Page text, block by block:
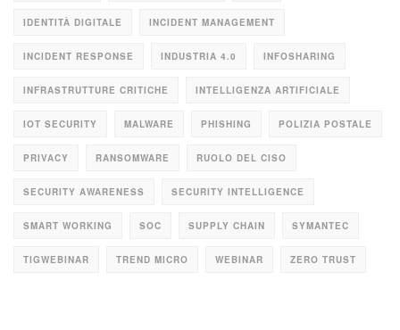
IDENTITÀ DIGITALE INCIDENT MANAGEMENT
INCIDENT RESPONSE INDUSTRIA 4.0 INFOSHARING
INFRASTRUTTURE CRITICHE INTELLIGENZA ARTIFICIALE
IOT SECURITY MALWARE PHISHING POLIZIA POSTALE
PRIVACY RANSOMWARE RUOLO DEL CISO
SECURITY AWARENESS SECURITY INTELLIGENCE
SMART WORKING SOC SUPPLY CHAIN SYMANTEC
TIGWEBINAR TREND MICRO WEBINAR ZERO TRUST